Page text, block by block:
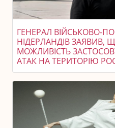
ГЕНЕРАЛ ВІЙСЬКОВО-
НІДЕРЛАНДІВ ЗАЯВИВ,
МОЖЛИВІСТЬ
АТАК НА ТЕРИТОРІЮ